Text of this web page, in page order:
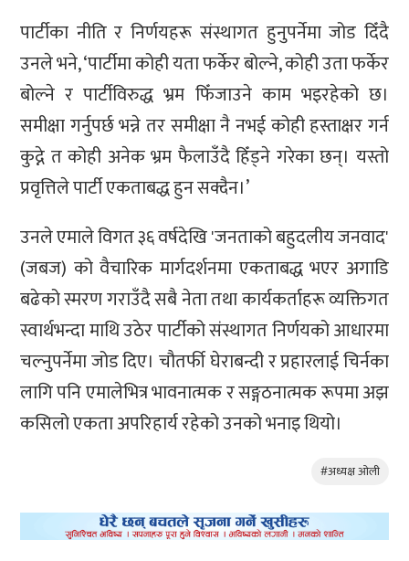
पार्टीका नीति र निर्णयहरू संस्थागत हुनुपर्नेमा जोड दिँदै
उनले भने, ‘पार्टीमा कोही यता फर्केर बोल्ने, कोही उता फर्केर
बोल्ने र पार्टीविरुद्ध भ्रम फिँजाउने काम भइरहेको छ।
समीक्षा गर्नुपर्छ भन्ने तर समीक्षा नै नभई कोही हस्ताक्षर गर्न
कुद्ने त कोही अनेक भ्रम फैलाउँदै हिँड्ने गरेका छन्। यस्तो
प्रवृत्तिले पार्टी एकताबद्ध हुन सक्दैन।’
उनले एमाले विगत ३६ वर्षदेखि 'जनताको बहुदलीय जनवाद'
(जबज) को वैचारिक मार्गदर्शनमा एकताबद्ध भएर अगाडि
बढेको स्मरण गराउँदै सबै नेता तथा कार्यकर्ताहरू व्यक्तिगत
स्वार्थभन्दा माथि उठेर पार्टीको संस्थागत निर्णयको आधारमा
चल्नुपर्नेमा जोड दिए। चौतर्फी घेराबन्दी र प्रहारलाई चिर्नका
लागि पनि एमालेभित्र भावनात्मक र सङ्गठनात्मक रूपमा अझ
कसिलो एकता अपरिहार्य रहेको उनको भनाइ थियो।
#अध्यक्ष ओली